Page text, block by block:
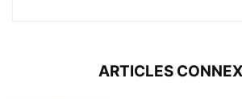
ARTICLES